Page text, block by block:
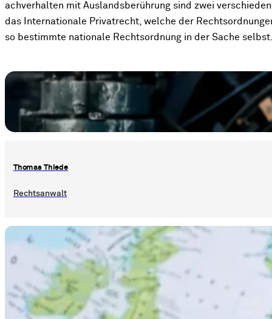
achverhalten mit Auslandsberührung sind zwei
das Internationale Privatrecht, welche der
so bestimmte nationale Rechtsordnung in der Sache
Thomas Thiede
Rechtsanwalt